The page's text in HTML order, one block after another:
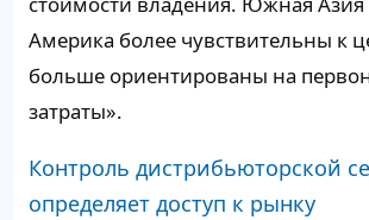
Америка более чувствительны к
больше ориентированы на
затраты».
Контроль дистрибьюторской
определяет доступ к рынку